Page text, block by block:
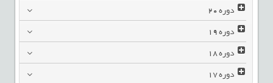
دوره20
دوره19
دوره18
دوره17